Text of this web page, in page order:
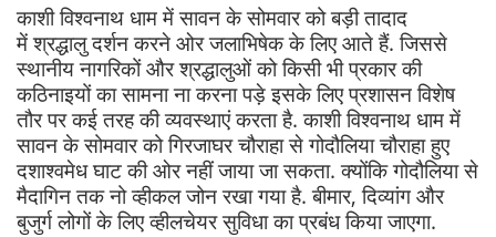
काशी विश्वनाथ धाम में सावन के सोमवार को बड़ी तादाद
में श्रद्धालु दर्शन करने ओर जलाभिषेक के लिए आते हैं. जिससे
स्थानीय नागरिकों और श्रद्धालुओं को किसी भी प्रकार की
कठिनाइयों का सामना ना करना पड़े इसके लिए प्रशासन विशेष
तौर पर कई तरह की व्यवस्थाएं करता है. काशी विश्वनाथ धाम में
सावन के सोमवार को गिरजाघर चौराहा से गोदौलिया चौराहा हुए
दशाश्वमेध घाट की ओर नहीं जाया जा सकता. क्योंकि गोदौलिया से
मैदागिन तक नो व्हीकल जोन रखा गया है. बीमार, दिव्यांग और
बुजुर्ग लोगों के लिए व्हीलचेयर सुविधा का प्रबंध किया जाएगा.